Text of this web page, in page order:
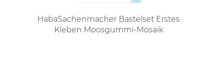
HabaSachenmacher Bastelset Erstes
Kleben Moosgummi-Mosaik